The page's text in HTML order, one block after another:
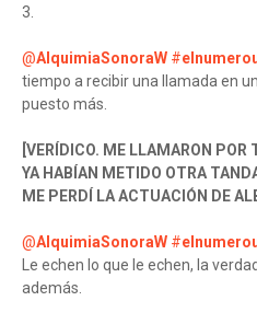
3.
@AlquimiaSonoraW #
tiempo a recibir una llamada en
puesto más.
[VERÍDICO. ME LLAMARON POR
YA HABÍAN METIDO OTRA
ME PERDÍ LA ACTUACIÓN DE
@AlquimiaSonoraW #
Le echen lo que le echen, la
además.